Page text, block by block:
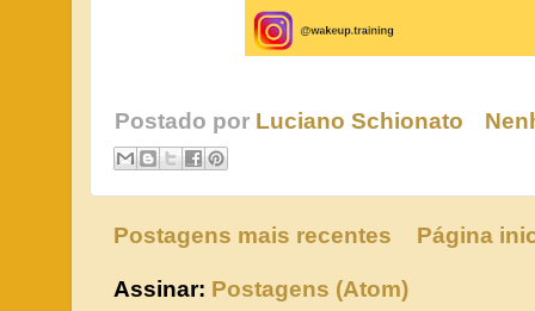
Postado por Luciano Schionato
Postagens mais recentes Página
Assinar: Postagens (Atom)